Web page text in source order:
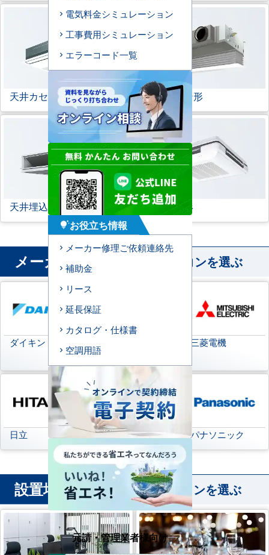
天井カセット形1方向 ビルトイン形
天井埋込ダクト形 天吊自在形
メーカー から業務用エアコンを選ぶ
ダイキン
(旧:東芝キヤリア)
三菱電機
日立 三菱重工 パナソニック
設置場所 から業務用エアコンを選ぶ
電気料金シミュレーション
工事費用シミュレーション
エラーコード一覧
tips_and_updatesお役立ち情報
メーカー修理ご依頼連絡先
補助金
リース
延長保証
カタログ・仕様書
空調用語
元請・管理業者様向け